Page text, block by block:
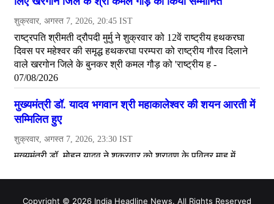
Copyright © 2026 India Headline News. All Rights Reserved